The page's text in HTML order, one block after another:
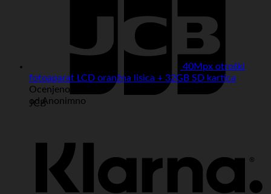
JCB
40Mpx otroški
fotoaparat LCD oranžna lisica + 32GB SD kartica
Ocenjeno
od Anonimno